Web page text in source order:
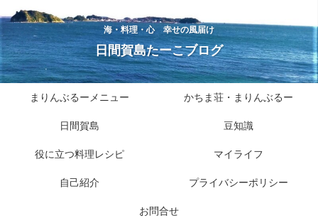
海・料理・心 幸せの風届け
日間賀島たーこブログ
まりんぶるーメニュー かちま荘・まりんぶるー
日間賀島 豆知識
役に立つ料理レシピ マイライフ
自己紹介 プライバシーポリシー
お問合せ